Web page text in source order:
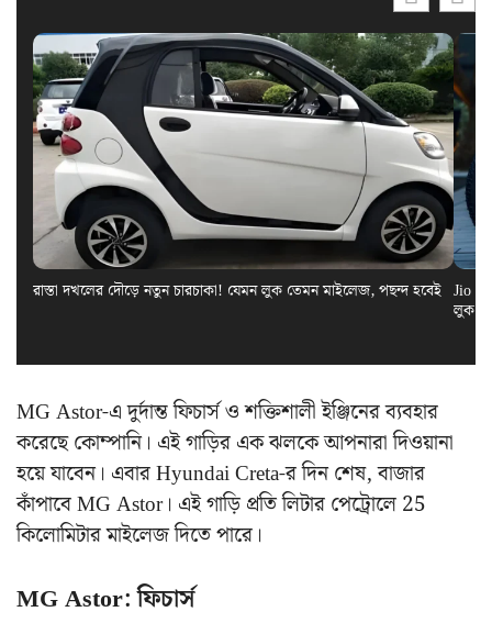
রাস্তা দখলের দৌড়ে নতুন চারচাকা! যেমন লুক তেমন মাইলেজ, পছন্দ হবেই Jio
লুক
MG Astor-এ দুর্দান্ত ফিচার্স ও শক্তিশালী ইঞ্জিনের ব্যবহার
করেছে কোম্পানি। এই গাড়ির এক ঝলকে আপনারা দিওয়ানা
হয়ে যাবেন। এবার Hyundai Creta-র দিন শেষ, বাজার
কাঁপাবে MG Astor। এই গাড়ি প্রতি লিটার পেট্রোলে 25
কিলোমিটার মাইলেজ দিতে পারে।
MG Astor: ফিচার্স